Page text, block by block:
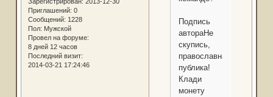
Приглашений: 0
Сообщений: 1228
Пол: Мужской
Провел на форуме:
8 дней 12 часов
Последний визит:
2014-03-21 17:24:46
Подпись
автораНе
скупись,
православная
публика!
Клади
монету